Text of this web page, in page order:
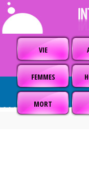
VIE
FEMMES
MORT